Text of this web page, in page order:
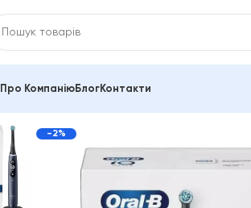
Про КомпаніюБлогКонтакти
-2%